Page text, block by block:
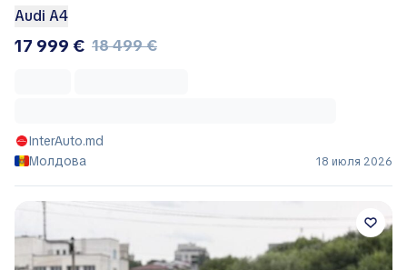
Audi A4
17 999 € 18 499 €
InterAuto.md
Молдова
18 июля 2026